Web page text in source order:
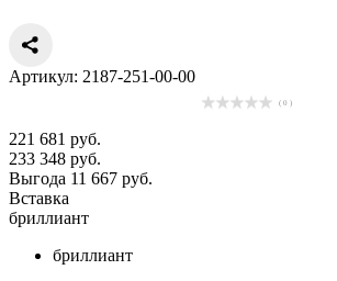
Артикул: 2187-251-00-00
( 0 )
221 681 руб.
233 348 руб.
Выгода 11 667 руб.
Вставка
бриллиант
бриллиант